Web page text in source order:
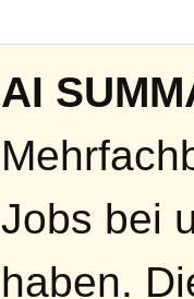
AI
Jobs bei
haben.